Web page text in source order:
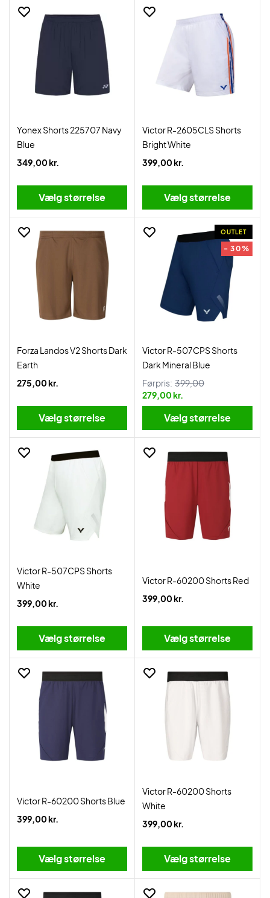
Yonex Shorts 225707 Navy
Blue
349,00 kr.
Vælg størrelse
Victor R-2605CLS Shorts
Bright White
399,00 kr.
Vælg størrelse
Forza Landos V2 Shorts Dark
Earth
275,00 kr.
Vælg størrelse
OUTLET
- 30%
Victor R-507CPS Shorts
Dark Mineral Blue
Førpris: 399,00
279,00 kr.
Vælg størrelse
Victor R-507CPS Shorts
White
399,00 kr.
Vælg størrelse
Victor R-60200 Shorts Red
399,00 kr.
Vælg størrelse
Victor R-60200 Shorts Blue
399,00 kr.
Vælg størrelse
Victor R-60200 Shorts
White
399,00 kr.
Vælg størrelse